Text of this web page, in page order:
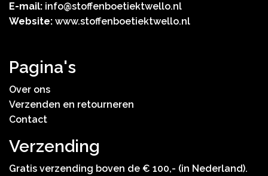
E-mail: info@stoffenboetiektwello.nl
Website: www.stoffenboetiektwello.nl
Pagina's
Over ons
Verzenden en retourneren
Contact
Verzending
Gratis verzending boven de € 100,- (in Nederland).